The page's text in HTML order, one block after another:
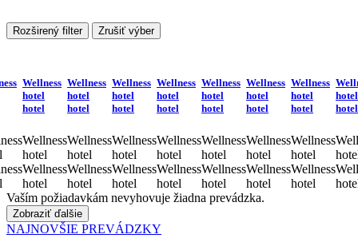
Rozširený filter Zrušiť výber
Wellness
hotel
hotel
Wellness
hotel
Wellness
hotel
Wellness
hotel
hotel
Wellness
hotel
Wellness
hotel
Wellness
hotel
hotel
Wellness
hotel
Wellness
hotel
Wellness
hotel
hotel
Wellness
hotel
Wellness
hotel
Wellness
hotel
hotel
Wellness
hotel
Wellness
hotel
Wellness
hotel
hotel
Wellness
hotel
Wellness
hotel
Wellness
hotel
hotel
Wellness
hotel
Wellness
hotel
hotel
hotel
Vaším požiadavkám nevyhovuje žiadna prevádzka.
Zobraziť ďalšie
NAJNOVŠIE PREVÁDZKY